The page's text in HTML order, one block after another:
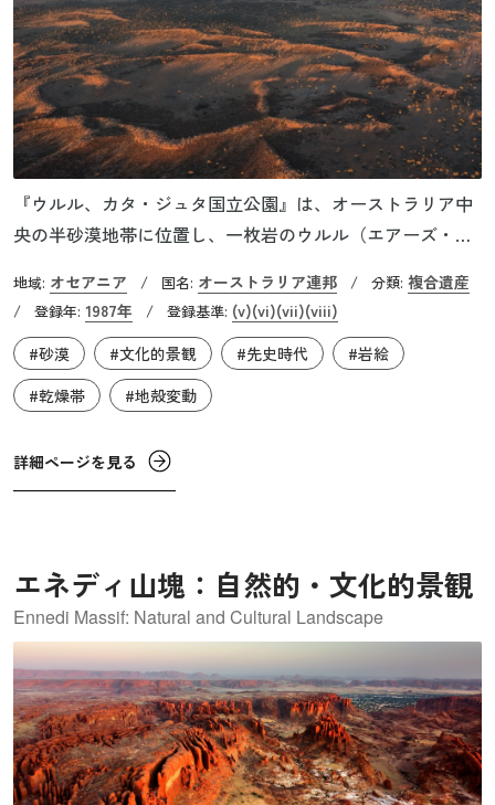
『ウルル、カタ・ジュタ国立公園』は、オーストラリア中
央の半砂漠地帯に位置し、一枚岩のウルル（エアーズ・ロ
タから構成されています。ウルルは周囲約9km、高さ
348m、全長3,400mの巨大な花崗砂岩で、一枚岩としては
世界2位の大きさを誇ります。約3～4億年前の造山運動に
より、水平だった砂岩層がほぼ垂直に立ち上がって地表に
現れ、硬い岩質のため浸食や風化を免れて現在の姿が残り
ました。地中には岩全体の3分の2以上が埋まっていると考
ル・ピープルのアナング族の言葉で、ウルルは「日陰の場
所」、カタ・ジュタは「たくさんの頭」を意味します。
地域: オセアニア / 国名: オーストラリア連邦 / 分類: 複合遺産
/ 登録年: 1987年 / 登録基準: (v)(vi)(vii)(viii)
#砂漠
#文化的景観 #先史時代
#岩絵
#乾燥帯
#地殻変動
詳細ページを見る
エネディ山塊：自然的・文化的景観
Ennedi Massif: Natural and Cultural Landscape